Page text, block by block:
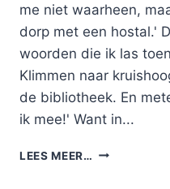
me niet waarheen,
dorp met een hostal.'
woorden die ik las
Klimmen naar
de bibliotheek. En
ik mee!' Want in...
LEES MEER… KLIMMEN